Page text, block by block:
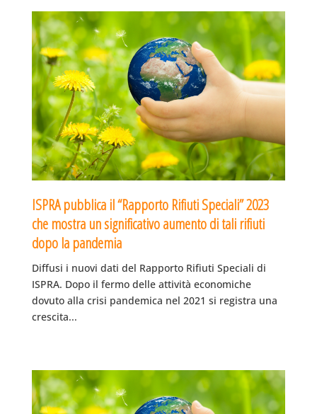
ISPRA pubblica il “Rapporto Rifiuti Speciali” 2023
che mostra un significativo aumento di tali rifiuti
dopo la pandemia
Diffusi i nuovi dati del Rapporto Rifiuti Speciali di
ISPRA. Dopo il fermo delle attività economiche
dovuto alla crisi pandemica nel 2021 si registra una
crescita...